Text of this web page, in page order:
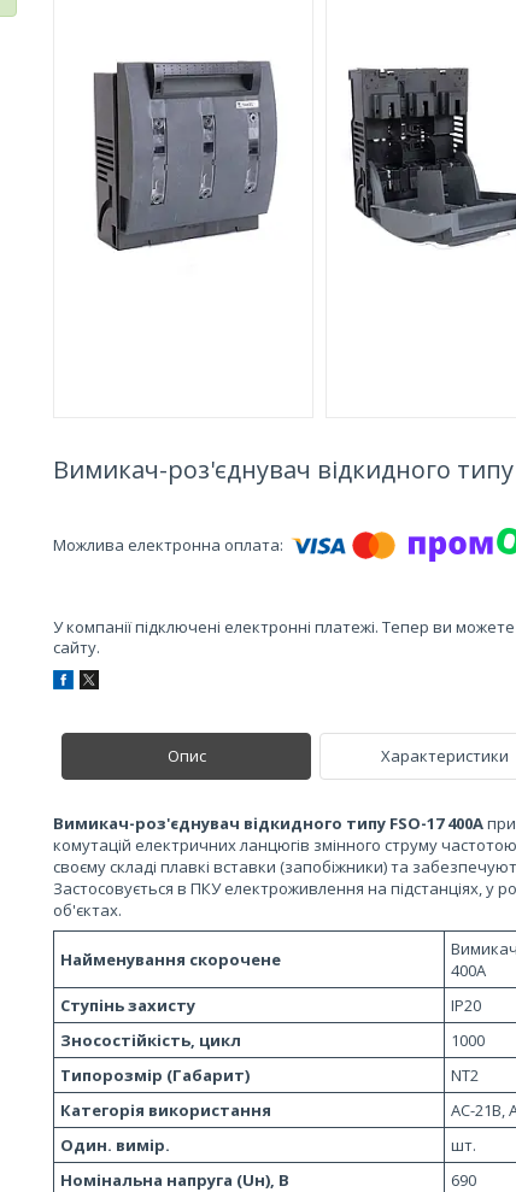
Вимикач-роз'єднувач відкидного типу
У компанії підключені електронні платежі. Тепер ви
сайту.
Опис Характеристики
Вимикач-роз'єднувач відкидного типу FSO-17 400A
комутацій електричних ланцюгів змінного струму
своєму складі плавкі вставки (запобіжники) та
Застосовується в ПКУ електроживлення на підстанціях, у
об'єктах.
Найменування скорочене
400A
Ступінь захисту
IP20
Зносостійкість, цикл
1000
Типорозмір (Габарит)
NT2
Категорія використання
AC-21B,
Один. вимір.
шт.
Номінальна напруга (Uн), В
690